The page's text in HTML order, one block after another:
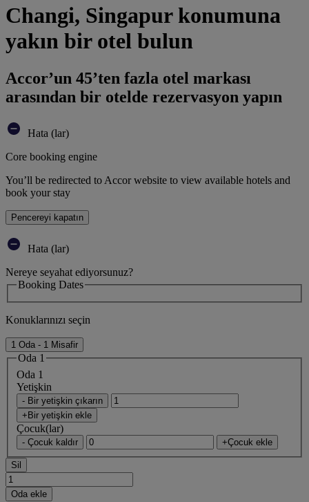
Changi, Singapur konumuna
yakın bir otel bulun
Accor’un 45’ten fazla otel markası
arasından bir otelde rezervasyon yapın
Hata (lar)
Core booking engine
You’ll be redirected to Accor website to view available hotels and
book your stay
Pencereyi kapatın
Hata (lar)
Nereye seyahat ediyorsunuz?
Booking Dates
Konuklarınızı seçin
1 Oda - 1 Misafir
Oda 1
Oda 1
Yetişkin
- Bir yetişkin çıkarın
+Bir yetişkin ekle
Çocuk(lar)
- Çocuk kaldır +Çocuk ekle
Sil
Oda ekle